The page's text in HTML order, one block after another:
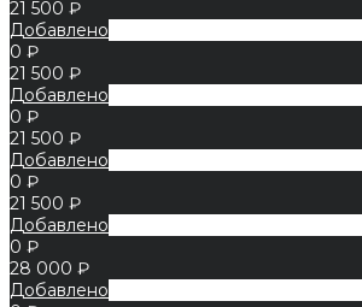
21 500 ₽
Добавлено
0 ₽
21 500 ₽
Добавлено
0 ₽
21 500 ₽
Добавлено
0 ₽
21 500 ₽
Добавлено
0 ₽
28 000 ₽
Добавлено